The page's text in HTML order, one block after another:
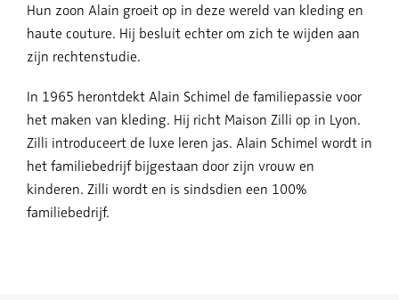
Hun zoon Alain groeit op in deze wereld van kleding en
haute couture. Hij besluit echter om zich te wijden aan
zijn rechtenstudie.
In 1965 herontdekt Alain Schimel de familiepassie voor
het maken van kleding. Hij richt Maison Zilli op in Lyon.
Zilli introduceert de luxe leren jas. Alain Schimel wordt in
het familiebedrijf bijgestaan door zijn vrouw en
kinderen. Zilli wordt en is sindsdien een 100%
familiebedrijf.